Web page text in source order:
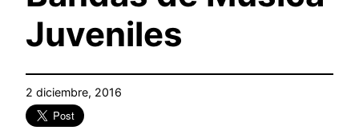
Juveniles
2 diciembre, 2016